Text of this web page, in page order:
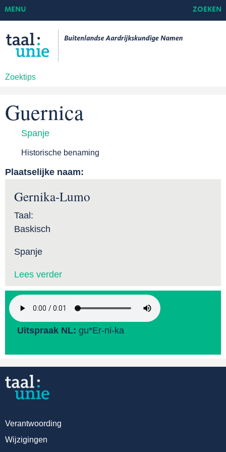
Zoektips
MENU ZOEKEN
Guernica
Spanje
Historische benaming
Plaatselijke naam:
Gernika-Lumo
Taal:
Baskisch
Spanje
Lees verder
Uitspraak NL: gu*Er-ni-ka
Verantwoording
Wijzigingen